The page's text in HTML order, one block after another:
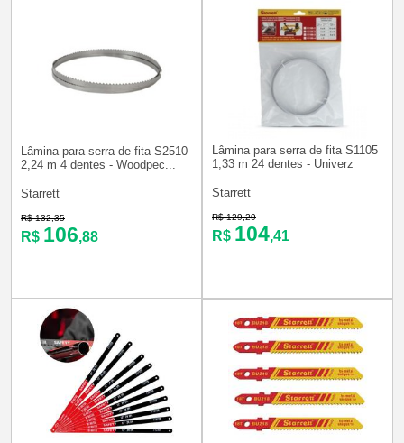
Lâmina para serra de fita S2510
2,24 m 4 dentes - Woodpec...
Starrett
R$ 132,35
R$ 106,88
Lâmina para serra de fita S1105
1,33 m 24 dentes - Univerz
Starrett
R$ 129,29
R$ 104,41